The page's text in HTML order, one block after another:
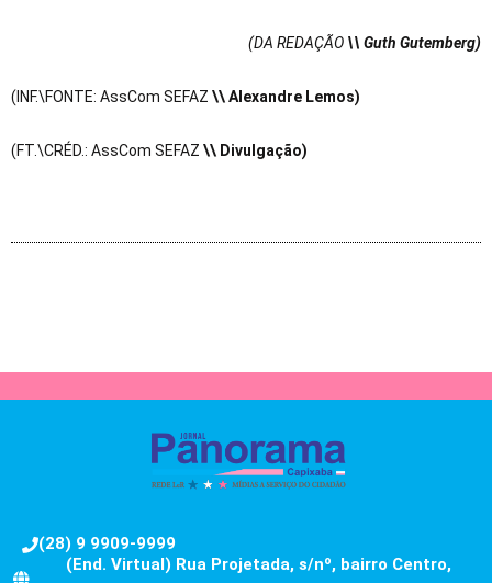
(DA REDAÇÃO \\ Guth Gutemberg)
(INF.\FONTE: AssCom SEFAZ \\ Alexandre Lemos)
(FT.\CRÉD.: AssCom SEFAZ \\ Divulgação)
(28) 9 9909-9999
(End. Virtual) Rua Projetada, s/nº, bairro Centro,